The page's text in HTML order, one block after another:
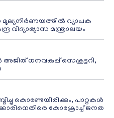
മൂല്യനിർണയത്തിൽ വ്യാപക
വിദ്യാഭ്യാസ മന്ത്രാലയം
അജിത് ധനവകുപ്പ് സെക്രട്ടറി,
കൊണ്ടേയിരിക്കും, പാറ്റകൾ
കോക്രോച്ച് ജനത